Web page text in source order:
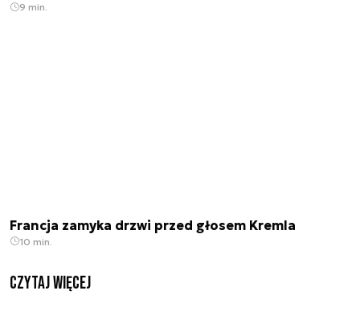
9 min.
Francja zamyka drzwi przed głosem Kremla
10 min.
czytaj więcej